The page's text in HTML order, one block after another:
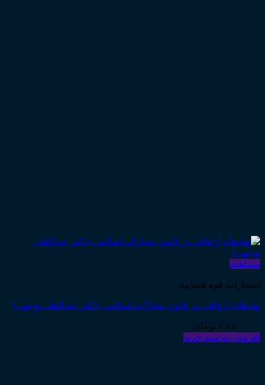
مشاهده
انتشارات قوه قضاییه
نهادهای ارفاقی در قانون مجازات اسلامی (دکتر عبدالعلی توجهی)
۱,۸۵۰,۰۰۰ تومان
افزودن به سبد خرید